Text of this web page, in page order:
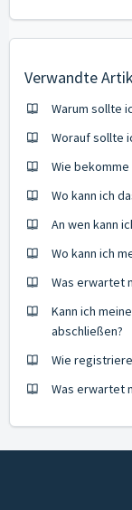
Verwandte
Warum sollte
Worauf sollte
Wie
Wo kann ich
An wen kann
Wo kann ich
Was erwartet
Kann ich
abschließen?
Wie
Was erwartet